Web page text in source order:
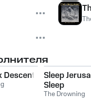
Descent
Sleep
Sleep
The Drowning